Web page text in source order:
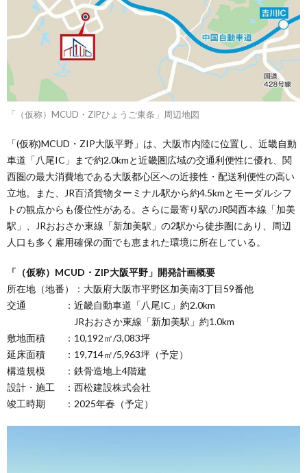
「（仮称）MCUD・ZIPひょうご東条」周辺地図
「(仮称)MCUD・ZIP大阪平野」は、大阪市内陸に位置し、近畿自動
車道「八尾IC」まで約2.0kmと近畿圏広域の交通利便性に優れ、関
西圏の最大消費地である大阪都心区への近接性・配送利便性の高い
立地。また、JR百済貨物ターミナル駅から約4.5kmとモーダルシフ
トの観点からも優位性がある。さらに最寄り駅のJR関西本線「加美
駅」、JRおおさか東線「新加美駅」の2駅から徒歩圏にあり、周辺
人口も多く雇用確保の面でも恵まれた環境に所在している。
「（仮称）MCUD・ZIP大阪平野」開発計画概要
所在地（地番）：大阪府大阪市平野区加美南3丁目59番他
交通 ：近畿自動車道「八尾IC」約2.0km
JRおおさか東線「新加美駅」約1.0km
敷地面積 ：10,192㎡/3,083坪
延床面積 ：19,714㎡/5,963坪（予定）
構造規模 ：鉄骨造地上4階建
設計・施工 ：西松建設株式会社
竣工時期 ：2025年春（予定）